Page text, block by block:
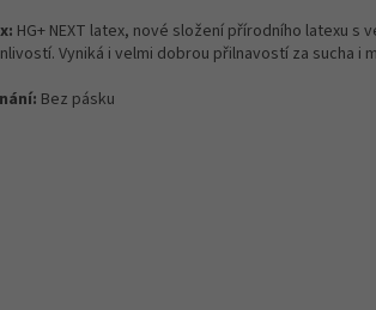
HG+ NEXT latex, nové složení přírodního latexu s
Vyniká i velmi dobrou přilnavostí za sucha i
Bez pásku